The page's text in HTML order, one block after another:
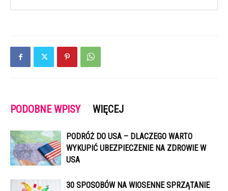
PODOBNE WPISY WIĘCEJ
PODRÓŻ DO USA – DLACZEGO WARTO
WYKUPIĆ UBEZPIECZENIE NA ZDROWIE W
USA
30 SPOSOBÓW NA WIOSENNE SPRZĄTANIE